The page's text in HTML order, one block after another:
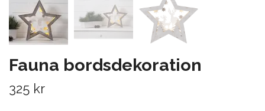
Fauna bordsdekoration
325 kr